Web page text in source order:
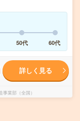
50代 60代
詳しく見る
業部（全国）